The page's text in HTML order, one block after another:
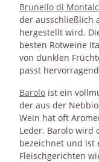
Brunello di
der ausschließlich
hergestellt wird.
besten Rotweine
von dunklen
passt
Barolo ist ein
der aus der
Wein hat oft
Leder. Barolo wird
bezeichnet und ist
Fleischgerichten